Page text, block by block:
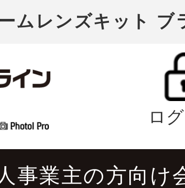
ムレンズキット ブ
ロ
事業主の方向け